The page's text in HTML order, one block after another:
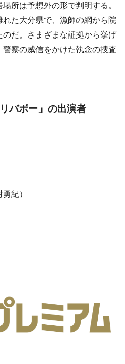
所は予想外の形で判明する。
た大分県で、漁師の網から院
だ。さまざまな証拠から挙げ
察の威信をかけた執念の捜査
バボー」の出演者
勇紀）